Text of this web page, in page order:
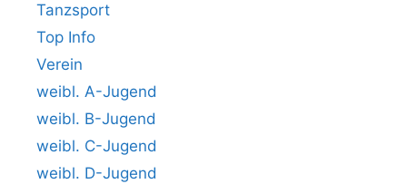
Tanzsport
Top Info
Verein
weibl. A-Jugend
weibl. B-Jugend
weibl. C-Jugend
weibl. D-Jugend